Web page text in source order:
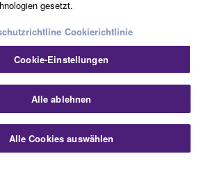
Datenschutzerklärung
CookierichtlinieImpressum
© Yamaha Corporation.
gesetzt.
Cookierichtlinie
Cookie-Einstellungen
Alle ablehnen
Alle Cookies auswählen